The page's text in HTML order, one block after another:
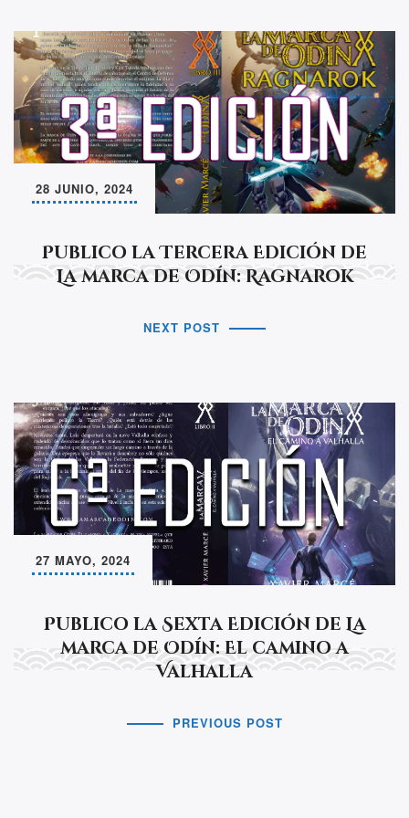
Publico la Tercera Edición de
La marca de Odín: Ragnarok
28 JUNIO, 2024
NEXT POST
Publico la Sexta Edición de La
marca de Odín: El camino a
Valhalla
27 MAYO, 2024
PREVIOUS POST